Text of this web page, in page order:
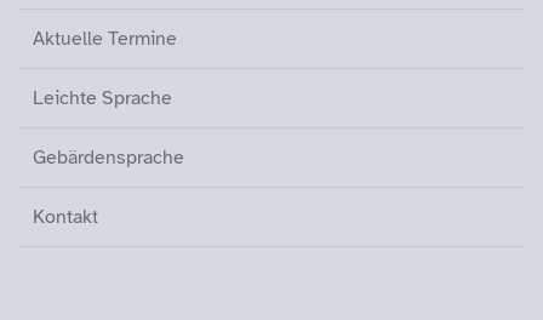
Aktuelle Termine
Leichte Sprache
Gebärdensprache
Kontakt